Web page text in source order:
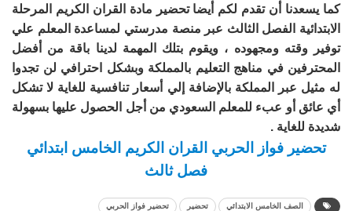
كما يسعدنا أن تقدم لكم أيضا تحضير مادة القران الكريم المرحلة
الابتدائية الفصل الثالث عبر منصة مدرستي لمساعدة المعلم علي
توفير وقته ومجهوده ، ويقوم بتلك المهمة لدينا باقة من أفضل
المحترفين في مناهج التعليم بالمملكة وبشكل احترافي لن تجدوا
له مثيل عبر المملكة بالإضافة إلي أسعار تنافسية للغاية لا تشكل
أي عائق أو عبء للمعلم السعودي من أجل الحصول عليها بسهولة
شديدة للغاية .
تحضير فواز الحربي القران الكريم الخامس ابتدائي
فصل ثالث
الصف الخامس الابتدائي تحضير تحضير فواز الحربي